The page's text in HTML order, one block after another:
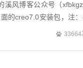
风博客公众号（
的creo7.0安装包，注：
33664